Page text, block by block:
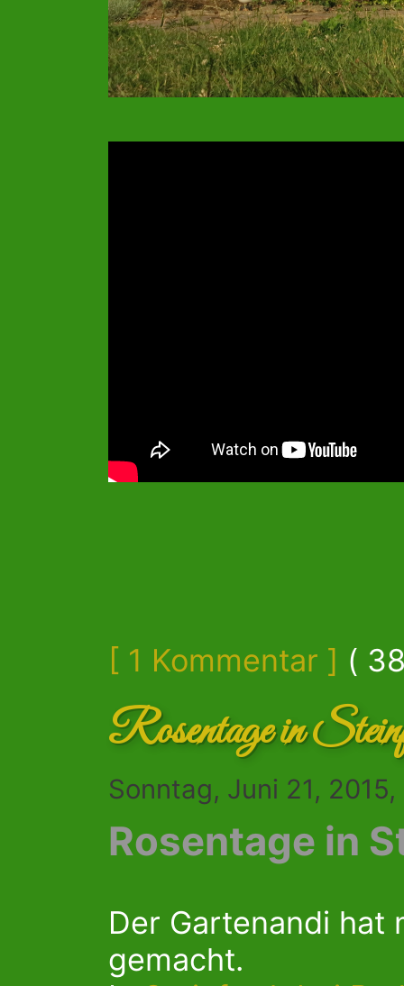
[ 1 Kommentar ] (
Rosentage in
Sonntag, Juni 21,
Rosentage in
Der Gartenandi hat
gemacht.